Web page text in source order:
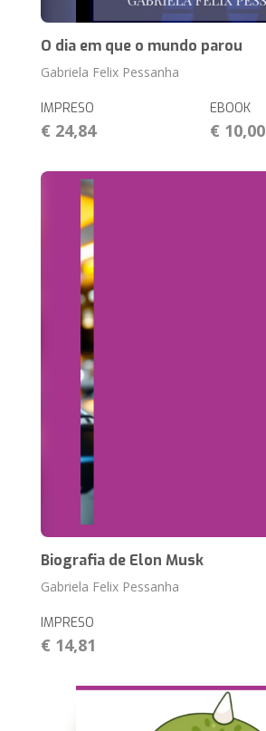
O dia em que o mundo parou
Gabriela Felix Pessanha
IMPRESO
€ 24,84
EBOOK
€ 10,00
Biografia de Elon Musk
Gabriela Felix Pessanha
IMPRESO
€ 14,81